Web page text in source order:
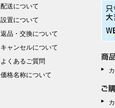
配送について
設置について
返品・交換について
キャンセルについて
よくあるご質問
価格名称について